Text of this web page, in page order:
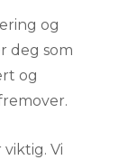
og
deg som
og
Vi